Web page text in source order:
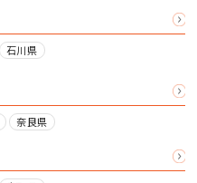
石川県
奈良県